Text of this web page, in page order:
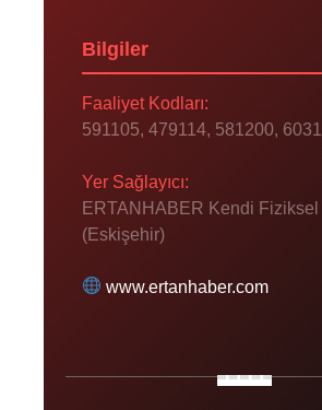
Bilgiler
Faaliyet Kodları:
591105, 479114, 581200,
Yer Sağlayıcı:
ERTANHABER Kendi
(Eskişehir)
www.ertanhaber.com